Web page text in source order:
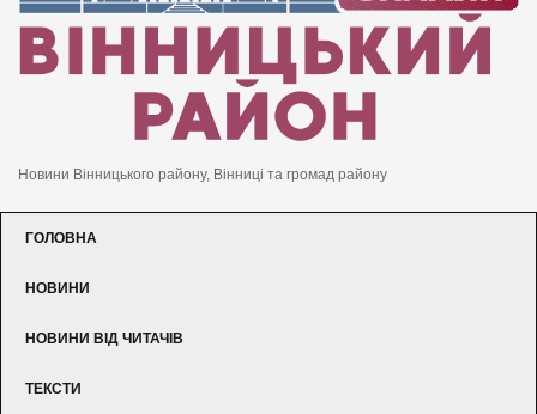
Новини Вінницького району, Вінниці та громад району
ГОЛОВНА
НОВИНИ
НОВИНИ ВІД ЧИТАЧІВ
ТЕКСТИ